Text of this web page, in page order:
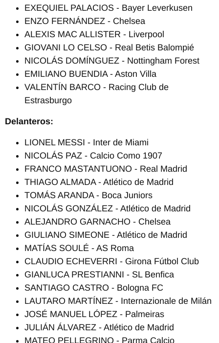
EXEQUIEL PALACIOS - Bayer Leverkusen
ENZO FERNÁNDEZ - Chelsea
ALEXIS MAC ALLISTER - Liverpool
GIOVANI LO CELSO - Real Betis Balompié
NICOLÁS DOMÍNGUEZ - Nottingham Forest
EMILIANO BUENDIA - Aston Villa
VALENTÍN BARCO - Racing Club de
Estrasburgo
Delanteros:
LIONEL MESSI - Inter de Miami
NICOLÁS PAZ - Calcio Como 1907
FRANCO MASTANTUONO - Real Madrid
THIAGO ALMADA - Atlético de Madrid
TOMÁS ARANDA - Boca Juniors
NICOLÁS GONZÁLEZ - Atlético de Madrid
ALEJANDRO GARNACHO - Chelsea
GIULIANO SIMEONE - Atlético de Madrid
MATÍAS SOULÉ - AS Roma
CLAUDIO ECHEVERRI - Girona Fútbol Club
GIANLUCA PRESTIANNI - SL Benfica
SANTIAGO CASTRO - Bologna FC
LAUTARO MARTÍNEZ - Internazionale de Milán
JOSÉ MANUEL LÓPEZ - Palmeiras
JULIÁN ÁLVAREZ - Atlético de Madrid
MATEO PELLEGRINO - Parma Calcio